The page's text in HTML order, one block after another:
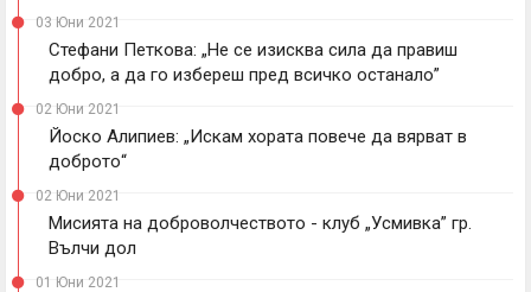
03 Юни 2021
Стефани Петкова: „Не се изисква сила да правиш
добро, а да го избереш пред всичко останало”
02 Юни 2021
Йоско Алипиев: „Искам хората повече да вярват в
доброто“
02 Юни 2021
Мисията на доброволчеството - клуб „Усмивка” гр.
Вълчи дол
01 Юни 2021